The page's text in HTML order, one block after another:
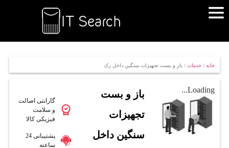
خانه/ خدمات/ باز و بست تجهیزات سنگین داخل رک
Loading...
باز و بست
تجهیزات
سنگین داخل
گارانتی اصالت
و سلامت
فیزیکی کالا
پشتیبانی 24
ساعته